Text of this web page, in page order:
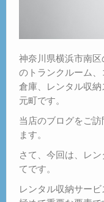
神奈川県横浜市南
のトランクルーム
倉庫、レンタル収
元町です。
当店のブログをご
ます。
さて、今回は、レ
てです。
レンタル収納サー